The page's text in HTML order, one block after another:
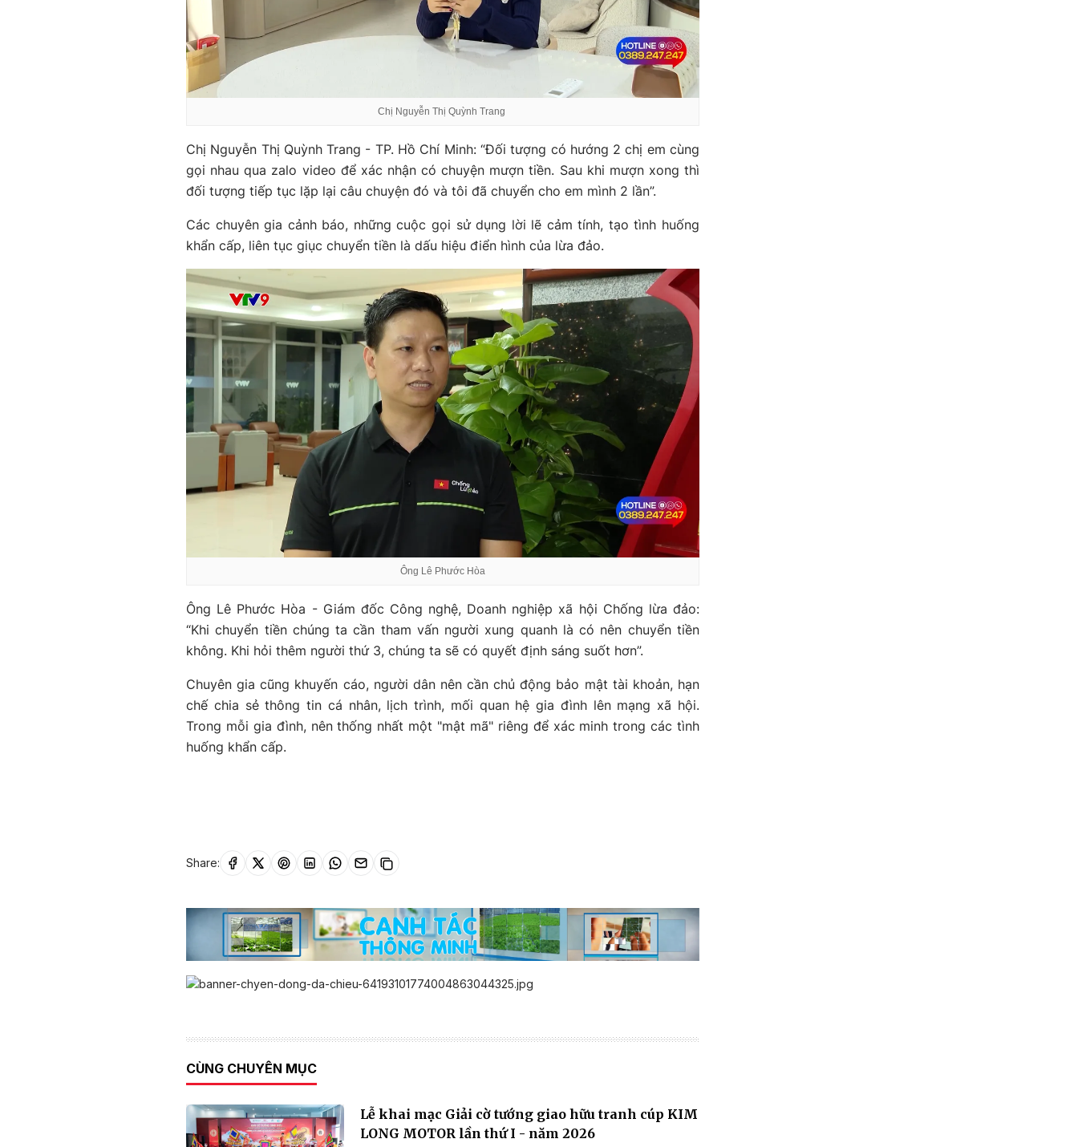
Chị Nguyễn Thị Quỳnh Trang
Chị Nguyễn Thị Quỳnh Trang - TP. Hồ Chí Minh: “Đối tượng có hướng 2 chị em cùng
gọi nhau qua zalo video để xác nhận có chuyện mượn tiền. Sau khi mượn xong thì
đối tượng tiếp tục lặp lại câu chuyện đó và tôi đã chuyển cho em mình 2 lần”.
Các chuyên gia cảnh báo, những cuộc gọi sử dụng lời lẽ cảm tính, tạo tình huống
khẩn cấp, liên tục giục chuyển tiền là dấu hiệu điển hình của lừa đảo.
Ông Lê Phước Hòa
Ông Lê Phước Hòa - Giám đốc Công nghệ, Doanh nghiệp xã hội Chống lừa đảo:
“Khi chuyển tiền chúng ta cần tham vấn người xung quanh là có nên chuyển tiền
không. Khi hỏi thêm người thứ 3, chúng ta sẽ có quyết định sáng suốt hơn”.
Chuyên gia cũng khuyến cáo, người dân nên cần chủ động bảo mật tài khoản, hạn
chế chia sẻ thông tin cá nhân, lịch trình, mối quan hệ gia đình lên mạng xã hội.
Trong mỗi gia đình, nên thống nhất một "mật mã" riêng để xác minh trong các tình
huống khẩn cấp.
Share:
CÙNG CHUYÊN MỤC
Lễ khai mạc Giải cờ tướng giao hữu tranh cúp KIM
LONG MOTOR lần thứ I - năm 2026